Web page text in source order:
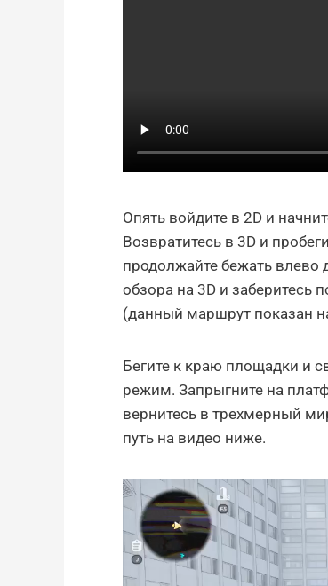
Опять войдите в 2D и
Возвратитесь в 3D и
продолжайте бежать влево
Бегите к краю площадки и
путь на видео ниже.